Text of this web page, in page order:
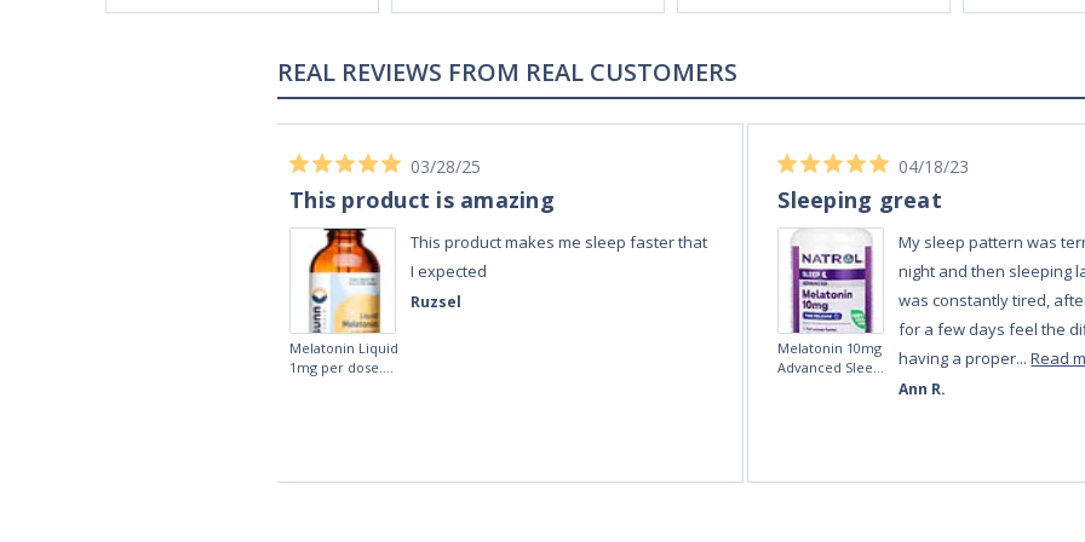
REAL REVIEWS FROM REAL CUSTOMERS
It works really well, I use it every night
before bed and I sleep so well and so
fast. I really recommend it.